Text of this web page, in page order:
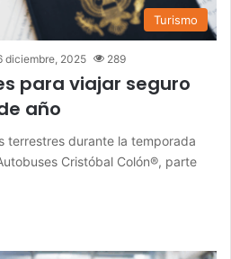
Turismo
diciembre, 2025 289
para viajar seguro
año
terrestres durante la temporada
Cristóbal Colón®, parte